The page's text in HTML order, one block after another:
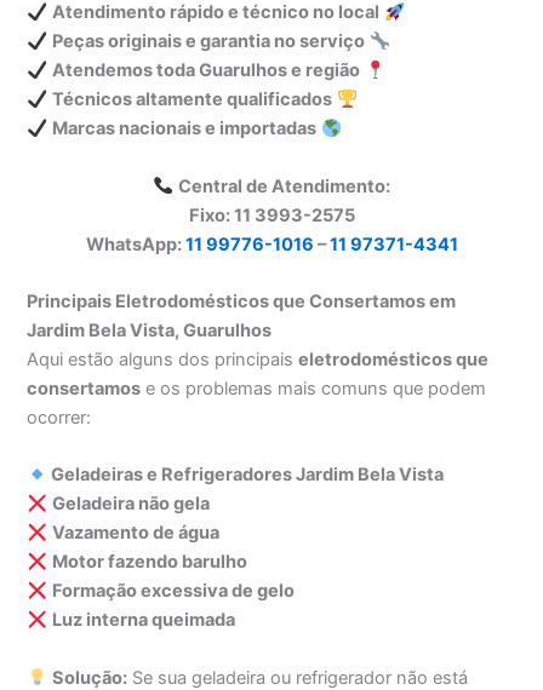
Atendimento rápido e técnico no local
Peças originais e garantia no serviço
Atendemos toda Guarulhos e região
Técnicos altamente qualificados
Marcas nacionais e importadas
Central de Atendimento:
Fixo: 11 3993-2575
WhatsApp:11 99776-1016 –11 97371-4341
Principais Eletrodomésticos que Consertamos em
Jardim Bela Vista, Guarulhos
Aqui estão alguns dos principaiseletrodomésticos que
consertamos e os problemas mais comuns que podem
ocorrer:
Geladeiras e Refrigeradores Jardim Bela Vista
Geladeira não gela
Vazamento de água
Motor fazendo barulho
Formação excessiva de gelo
Luz interna queimada
Solução: Se sua geladeira ou refrigerador não está